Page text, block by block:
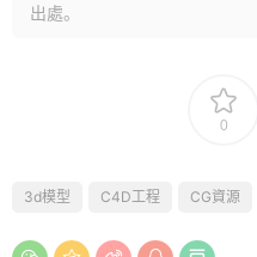
出處。
0
3d模型 C4D工程 CG資源